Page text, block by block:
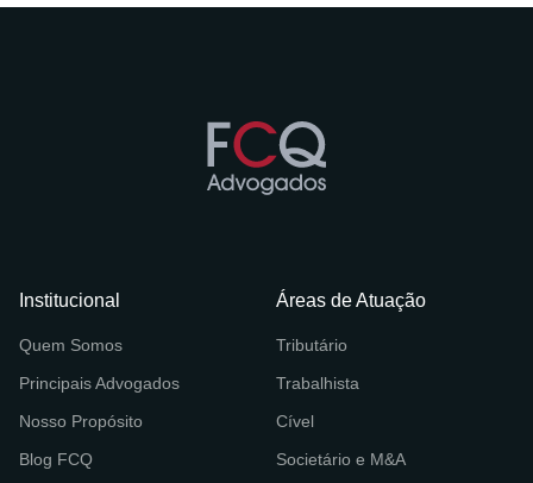
Institucional
Quem Somos
Principais Advogados
Nosso Propósito
Blog FCQ
Áreas de Atuação
Tributário
Trabalhista
Cível
Societário e M&A